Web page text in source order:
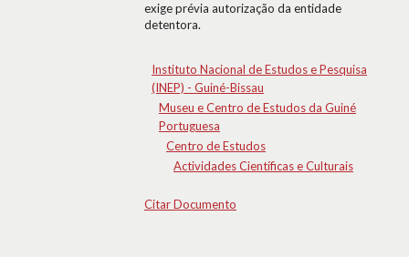
exige prévia autorização da entidade
detentora.
Instituto Nacional de Estudos e Pesquisa
(INEP) - Guiné-Bissau
Museu e Centro de Estudos da Guiné
Portuguesa
Centro de Estudos
Actividades Científicas e Culturais
Citar Documento